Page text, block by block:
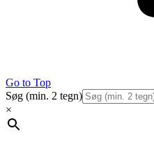
Go to Top
Søg (min. 2 tegn)
×